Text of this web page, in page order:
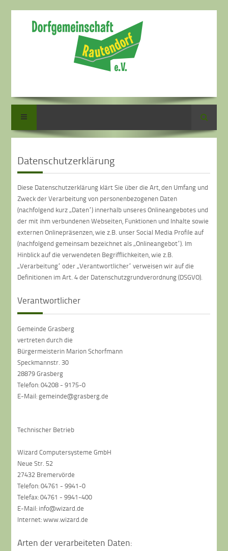
Suche
Datenschutzerklärung
Diese Datenschutzerklärung klärt Sie über die Art, den Umfang und
Zweck der Verarbeitung von personenbezogenen Daten
(nachfolgend kurz „Daten“) innerhalb unseres Onlineangebotes und
der mit ihm verbundenen Webseiten, Funktionen und Inhalte sowie
externen Onlinepräsenzen, wie z.B. unser Social Media Profile auf
(nachfolgend gemeinsam bezeichnet als „Onlineangebot“). Im
Hinblick auf die verwendeten Begrifflichkeiten, wie z.B.
„Verarbeitung“ oder „Verantwortlicher“ verweisen wir auf die
Definitionen im Art. 4 der Datenschutzgrundverordnung (DSGVO).
Verantwortlicher
Gemeinde Grasberg
vertreten durch die
Bürgermeisterin Marion Schorfmann
Speckmannstr. 30
28879 Grasberg
Telefon: 04208 - 9175-0
E-Mail: gemeinde@grasberg.de
Technischer Betrieb
Wizard Computersysteme GmbH
Neue Str. 52
27432 Bremervörde
Telefon: 04761 - 9941-0
Telefax: 04761 - 9941-400
E-Mail: info@wizard.de
Internet: www.wizard.de
Arten der verarbeiteten Daten: